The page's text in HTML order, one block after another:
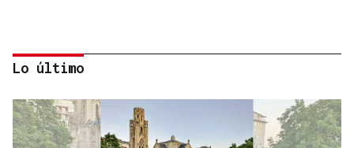
Lo último